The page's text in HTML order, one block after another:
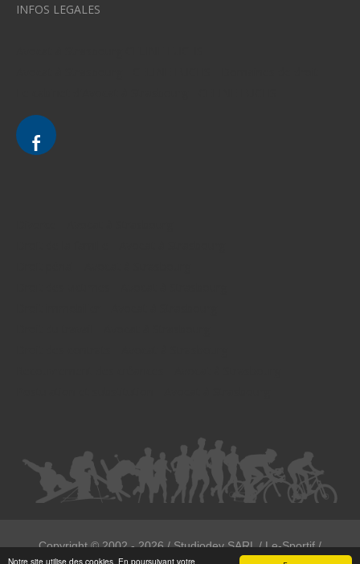
Notre site utilise des cookies. En poursuivant votre
INFOS LEGALES
Copyright ©2002 - 2026/ Studiodev SARL / Le-Sportif /